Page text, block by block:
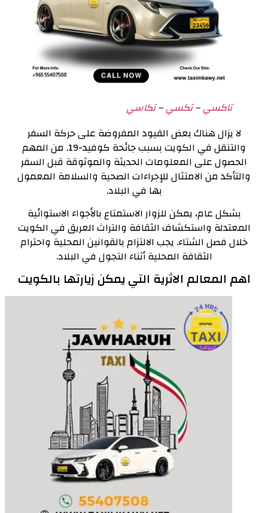
تاكسي–تكسي–تكاسي
لا يزال هناك بعض القيود المفروضة على حركة السفر
والتنقل في الكويت بسبب جائحة كوفيد-19. من المهم
الحصول على المعلومات الحديثة والموثوقة قبل السفر
والتأكد من الامتثال للإجراءات الصحية والسلامة المعمول
بها في البلاد.
بشكل عام، يمكن للزوار الاستمتاع بالأجواء الاستوائية
المعتدلة واستكشاف الثقافة والتراث العريق في الكويت
خلال فصل الشتاء. يجب الالتزام بالقوانين المحلية واحترام
الثقافة المحلية أثناء التجول في البلاد.
اهم المعالم الاثرية التي يمكن زيارتها بالكويت